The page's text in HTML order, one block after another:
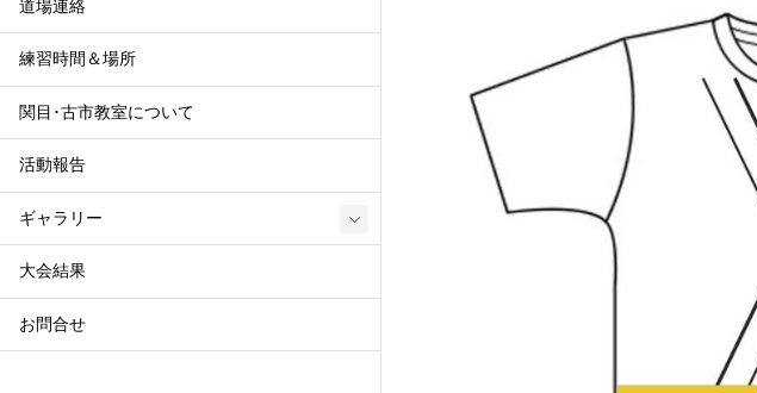
道場連絡
練習時間＆場所
関目･古市教室について
活動報告
ギャラリー
大会結果
お問合せ